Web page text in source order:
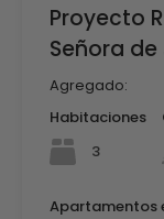
Proyecto
Señora de
Agregado:
Habitaciones
3
Apartamentos